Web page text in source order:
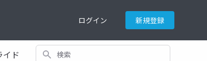
ログイン 新規登録
イド 検索